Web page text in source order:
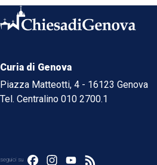
Curia di Genova
Piazza Matteotti, 4 - 16123 Genova
Tel. Centralino 010 2700.1
seguici su FacebookInstagram
YouTube